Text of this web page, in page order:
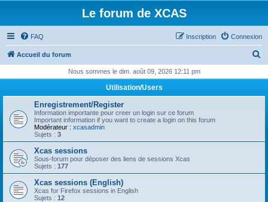
Le forum de XCAS
FAQ Connexion
Inscription
Accueil du forum
h
c
Nous sommes le dim. août 09, 2026 12:11 pm
Utilisation/Users
Enregistrement/Register
Information importante pour creer un login sur ce forum
Important information if you want to create a login on this forum
Modérateur : xcasadmin
Sujets : 3
Xcas sessions
Sous-forum pour déposer des liens de sessions Xcas
Sujets : 177
Xcas sessions (English)
Xcas for Firefox sessions in English
Sujets : 12